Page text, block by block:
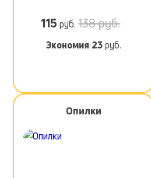
115 руб.138 руб.
Экономия 23руб.
Опилки